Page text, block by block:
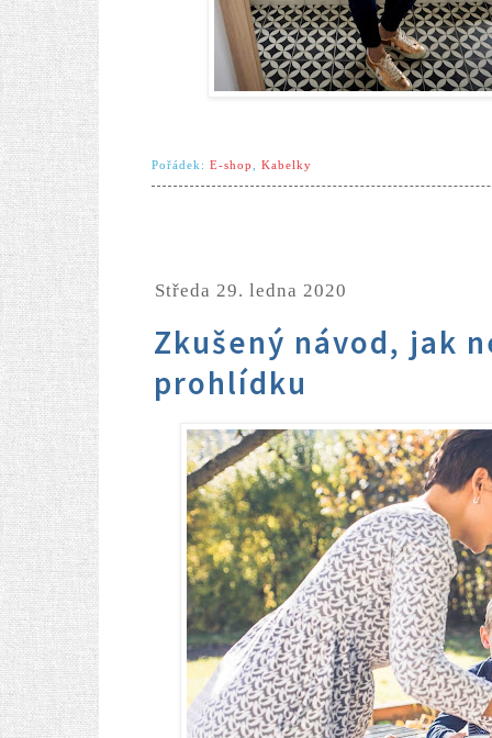
Pořádek: E-shop Kabelky
středa 29. ledna 2020
Zkušený návod, jak ne|zvládnout tříletou
prohlídku